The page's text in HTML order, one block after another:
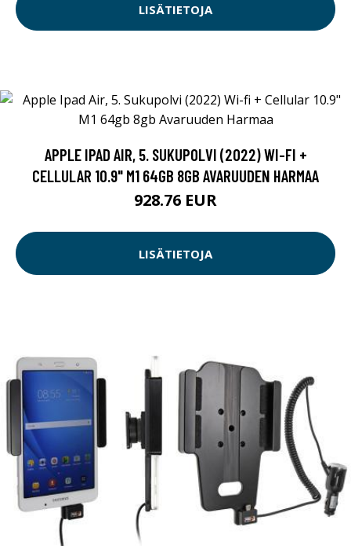
LISÄTIETOJA
APPLE IPAD AIR, 5. SUKUPOLVI (2022) WI-FI +
CELLULAR 10.9" M1 64GB 8GB AVARUUDEN HARMAA
928.76 EUR
LISÄTIETOJA